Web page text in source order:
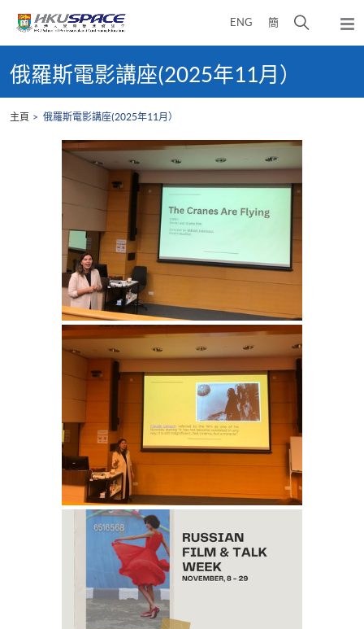
ENG 簡
開
彈
出
單
content
start俄羅斯電影講座(2025年11月）
主頁 俄羅斯電影講座(2025年11月）